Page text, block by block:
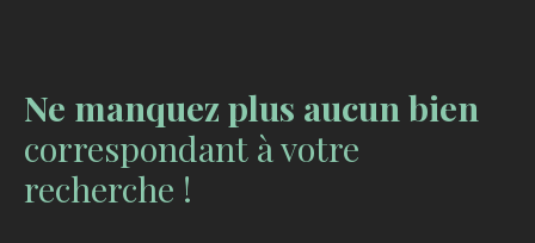
Ne manquez plus aucun bien
correspondant à votre
recherche !